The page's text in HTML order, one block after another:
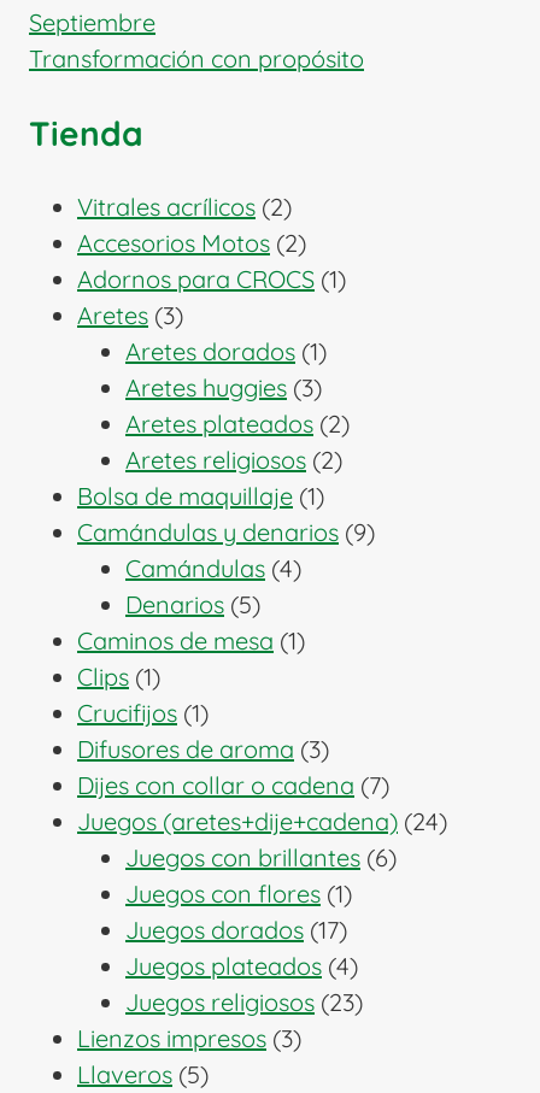
Septiembre
Transformación con propósito
Tienda
Vitrales acrílicos 22
productos
Accesorios Motos 22
productos
Adornos para CROCS 11
Aretes 33
productos
Aretes dorados 11
producto
Aretes huggies 33
productos
Aretes plateados 22
productos
Aretes religiosos 22
Bolsa de maquillaje 11
producto
Camándulas y denarios 99
Camándulas 44
Denarios 55
productos
Caminos de mesa 11
Clips 11
producto
Crucifijos 11
producto
Difusores de aroma 33
productos
Dijes con collar o cadena 77
productos
Juegos (aretes+dije+cadena) 2424
Juegos con brillantes 66
Juegos con flores 11
producto
Juegos dorados 1717
productos
Juegos plateados 44
productos
Juegos religiosos 2323
Lienzos impresos 33
Llaveros 55